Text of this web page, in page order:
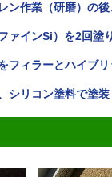
ン作業（研磨）の
ァインSi）を2回塗
ィラーとハイブリ
リコン塗料で塗装